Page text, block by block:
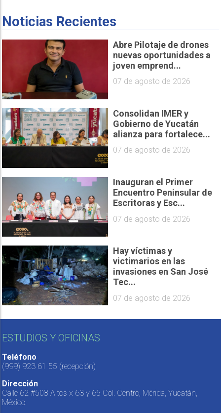
Noticias Recientes
Abre Pilotaje de drones
nuevas oportunidades a
joven emprend...
07 de agosto de 2026
Consolidan IMER y
Gobierno de Yucatán
alianza para fortalece...
07 de agosto de 2026
Inauguran el Primer
Encuentro Peninsular de
Escritoras y Esc...
07 de agosto de 2026
Hay víctimas y
victimarios en las
invasiones en San José
Tec...
07 de agosto de 2026
ESTUDIOS Y OFICINAS
Teléfono
(999) 923 61 55 (recepción)
Dirección
Calle 62 #508 Altos x 63 y 65 Col. Centro, Mérida, Yucatán,
México.